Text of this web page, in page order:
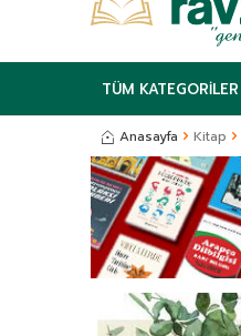
TÜM KATEGORILER
Anasayfa Kitap